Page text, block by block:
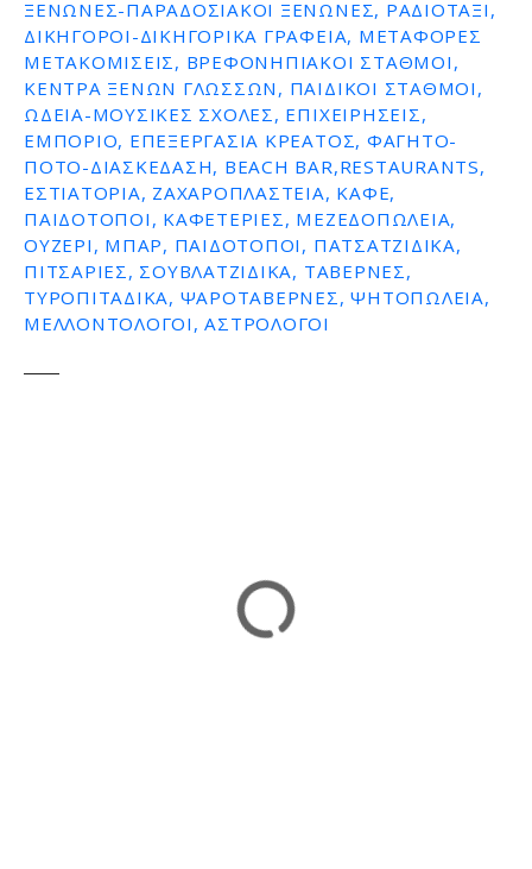
ΞΕΝΏΝΕΣ-ΠΑΡΑΔΟΣΙΑΚΟΊ ΞΕΝΏΝΕΣ, ΡΑΔΙΟΤΑΞΊ,
ΔΙΚΗΓΌΡΟΙ-ΔΙΚΗΓΟΡΙΚΆ ΓΡΑΦΕΊΑ, ΜΕΤΑΦΟΡΈΣ
ΜΕΤΑΚΟΜΊΣΕΙΣ, ΒΡΕΦΟΝΗΠΙΑΚΟΊ ΣΤΑΘΜΟΊ,
ΚΈΝΤΡΑ ΞΈΝΩΝ ΓΛΩΣΣΏΝ, ΠΑΙΔΙΚΟΊ ΣΤΑΘΜΟΊ,
ΩΔΕΊΑ-ΜΟΥΣΙΚΈΣ ΣΧΟΛΈΣ, ΕΠΙΧΕΙΡΉΣΕΙΣ,
ΕΜΠΌΡΙΟ, ΕΠΕΞΕΡΓΑΣΊΑ ΚΡΈΑΤΟΣ, ΦΑΓΗΤΌ-
ΠΟΤΌ-ΔΙΑΣΚΈΔΑΣΗ, BEACH BAR,RESTAURANTS,
ΕΣΤΙΑΤΌΡΙΑ, ΖΑΧΑΡΟΠΛΑΣΤΕΊΑ, ΚΑΦΈ,
ΠΑΙΔΌΤΟΠΟΙ, ΚΑΦΕΤΈΡΙΕΣ, ΜΕΖΕΔΟΠΩΛΕΊΑ,
ΟΥΖΕΡΊ, ΜΠΑΡ, ΠΑΙΔΌΤΟΠΟΙ, ΠΑΤΣΑΤΖΊΔΙΚΑ,
ΠΙΤΣΑΡΊΕΣ, ΣΟΥΒΛΑΤΖΊΔΙΚΑ, ΤΑΒΈΡΝΕΣ,
ΤΥΡΟΠΙΤΆΔΙΚΑ, ΨΑΡΟΤΑΒΈΡΝΕΣ, ΨΗΤΟΠΩΛΕΊΑ,
ΜΕΛΛΟΝΤΟΛΟΓΟΙ, ΑΣΤΡΟΛΌΓΟΙ